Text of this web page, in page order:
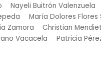
Nayeli Buitrón Valenzuela
María Dolores Flores
Zamora
Christian
Vacacela
Patricia